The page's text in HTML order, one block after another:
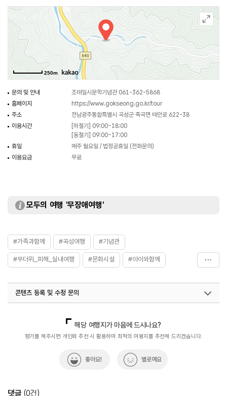
무도’ 등 희귀본부터 최근 작품까지 3,000여 점의 시집이 전시되어 있다.
250m
문의 및 안내
조태일시문학기념관 061-362-5868
홈페이지
https://www.gokseong.go.kr/tour
주소
전남광주통합특별시 곡성군 죽곡면 태안로 622-38
이용시간
[하절기] 09:00~18:00
[동절기] 09:00~17:00
휴일
매주 월요일 / 법정공휴일 (전화문의)
이용요금
무료
모두의 여행 '무장애여행'
#가족과함께 #곡성여행 #기념관
#무더위_피해_실내여행 #문화시설 #아이와함께
콘텐츠 등록 및 수정 문의
해당 여행지가 마음에 드시나요?
평가를 해주시면 개인화 추천 시 활용하여 최적의 여행지를 추천해 드리겠습니다.
좋아요! 별로예요
댓글 (0건)